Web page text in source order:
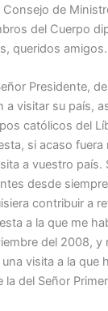
Consejo de
del Cuerpo
queridos amigos.
Presidente,
a visitar su país,
católicos del
si acaso fuera
a vuestro país.
desde
contribuir a
a la que me
del 2008, y
visita a la que
la del Señor